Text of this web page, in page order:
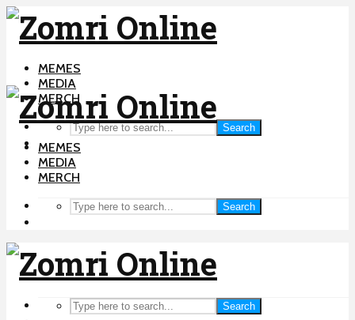
MEMES
MEDIA
MERCH
Search
MEMES
MEDIA
MERCH
Search
Search